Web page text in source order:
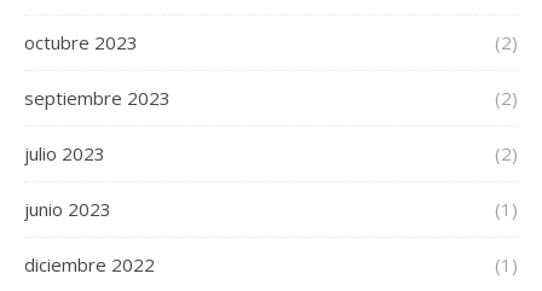
octubre 2023 (2)
septiembre 2023 (2)
julio 2023 (2)
junio 2023 (1)
diciembre 2022 (1)